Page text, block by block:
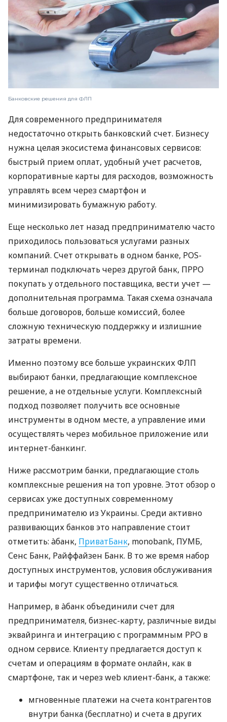
Банковские решения для ФЛП
Для современного предпринимателя
недостаточно открыть банковский счет. Бизнесу
нужна целая экосистема финансовых сервисов:
быстрый прием оплат, удобный учет расчетов,
корпоративные карты для расходов, возможность
управлять всем через смартфон и
минимизировать бумажную работу.
Еще несколько лет назад предпринимателю часто
приходилось пользоваться услугами разных
компаний. Счет открывать в одном банке, POS-
терминал подключать через другой банк, ПРРО
покупать у отдельного поставщика, вести учет —
дополнительная программа. Такая схема означала
больше договоров, больше комиссий, более
сложную техническую поддержку и излишние
затраты времени.
Именно поэтому все больше украинских ФЛП
выбирают банки, предлагающие комплексное
решение, а не отдельные услуги. Комплексный
подход позволяет получить все основные
инструменты в одном месте, а управление ими
осуществлять через мобильное приложение или
интернет-банкинг.
Ниже рассмотрим банки, предлагающие столь
комплексные решения на топ уровне. Этот обзор о
сервисах уже доступных современному
предпринимателю из Украины. Среди активно
развивающих банков это направление стоит
отметить: àбанк, ПриватБанк, monobank, ПУМБ,
Сенс Банк, Райффайзен Банк. В то же время набор
доступных инструментов, условия обслуживания
и тарифы могут существенно отличаться.
Например, в àбанк объединили счет для
предпринимателя, бизнес-карту, различные виды
эквайринга и интеграцию с программным РРО в
одном сервисе. Клиенту предлагается доступ к
счетам и операциям в формате онлайн, как в
смартфоне, так и через web клиент-банк, а также:
мгновенные платежи на счета контрагентов
внутри банка (бесплатно) и счета в других